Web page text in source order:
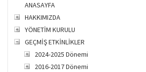
ANASAYFA
HAKKIMIZDA
YÖNETİM KURULU
GEÇMİŞ ETKİNLİKLER
2024-2025 Dönemi
2016-2017 Dönemi